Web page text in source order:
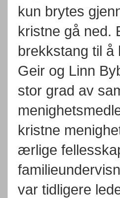
kun brytes
kristne gå ned.
brekkstang til å
Geir og Linn
stor grad av
kristne
ærlige
var tidligere